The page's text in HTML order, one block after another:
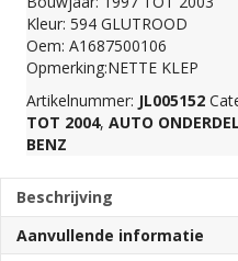
594
aantal
Kleur: 594 GLUTROOD
Oem: A1687500106
Opmerking:NETTE KLEP
Artikelnummer: JL005152
TOT 2004, AUTO
BENZ
Beschrijving
Aanvullende informatie